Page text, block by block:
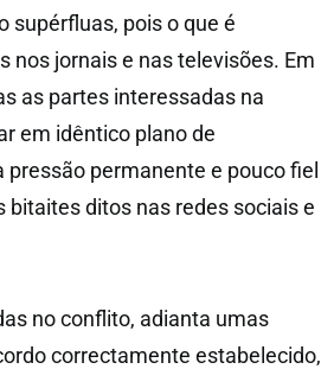
supérfluas, pois o que é
nos jornais e nas televisões. Em
as partes interessadas na
em idêntico plano de
permanente e pouco fiel
bitaites ditos nas redes sociais e
no conflito, adianta umas
correctamente estabelecido,